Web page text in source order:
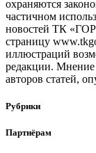
охраняются
частичном
новостей ТК
страницу
иллюстраций
редакции. Мнение
авторов статей,
Рубрики
Партнёрам